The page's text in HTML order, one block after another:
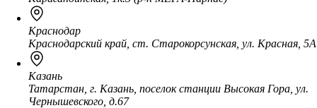
Краснодар
Краснодарский край, ст. Старокорсунская, ул. Красная, 5А
Казань
Татарстан, г. Казань, поселок станции Высокая Гора, ул.
Чернышевского, д.67